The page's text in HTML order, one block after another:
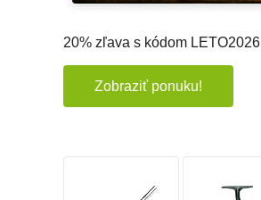
20% zľava s kódom LETO2026
Zobraziť ponuku!